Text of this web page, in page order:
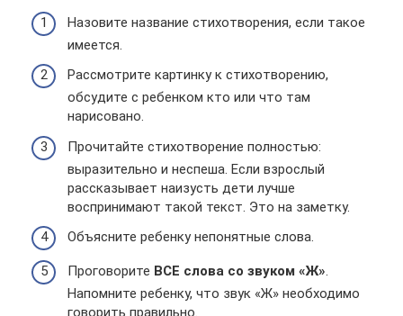
Назовите название стихотворения, если такое
имеется.
Рассмотрите картинку к стихотворению,
обсудите с ребенком кто или что там
нарисовано.
Прочитайте стихотворение полностью:
выразительно и неспеша. Если взрослый
рассказывает наизусть дети лучше
воспринимают такой текст. Это на заметку.
Объясните ребенку непонятные слова.
Проговорите ВСЕ слова со звуком «Ж».
Напомните ребенку, что звук «Ж» необходимо
говорить правильно.